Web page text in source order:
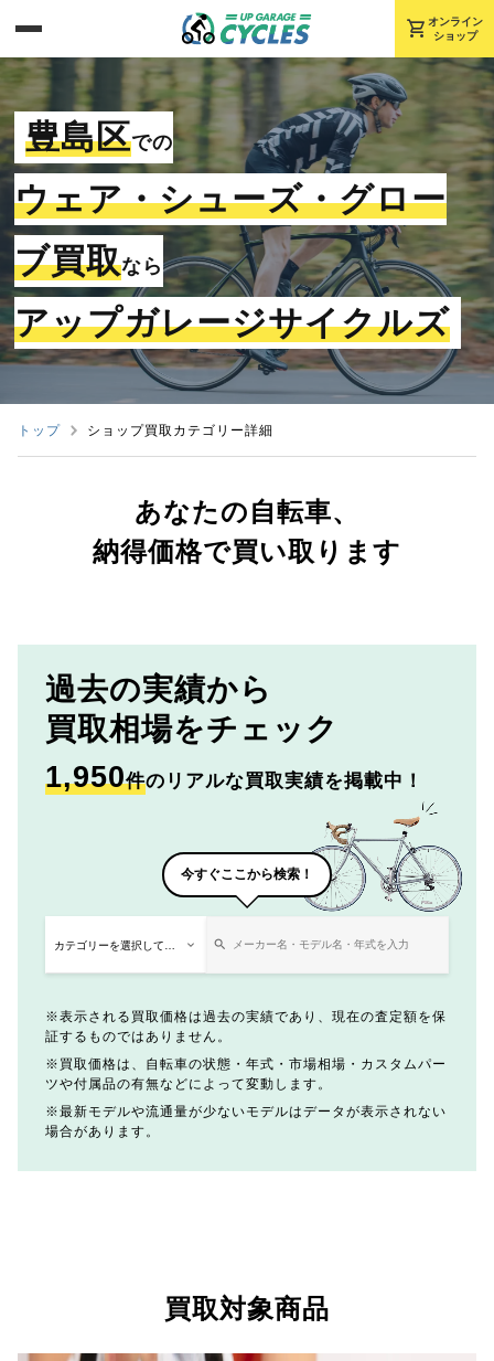
shopping_cart オンライン
ショップ
豊島区での
ウェア・シューズ・グロー
ブ買取なら
アップガレージサイクルズ
トップ ショップ買取カテゴリー詳細
あなたの自転車、
納得価格で買い取ります
過去の実績から
買取相場をチェック
1,950件のリアルな買取実績を掲載中！
今すぐここから検索！
表示される買取価格は過去の実績であり、現在の査定額を保
証するものではありません。
買取価格は、自転車の状態・年式・市場相場・カスタムパー
ツや付属品の有無などによって変動します。
最新モデルや流通量が少ないモデルはデータが表示されない
場合があります。
買取対象商品